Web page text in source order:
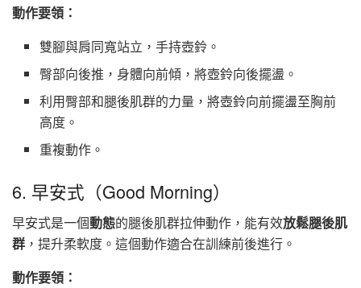
動作要領：
雙腳與肩同寬站立，手持壺鈴。
臀部向後推，身體向前傾，將壺鈴向後擺盪。
利用臀部和腿後肌群的力量，將壺鈴向前擺盪至胸前
高度。
重複動作。
6. 早安式（Good Morning）
早安式是一個動態的腿後肌群拉伸動作，能有效放鬆腿後肌
群 ，提升柔軟度。這個動作適合在訓練前後進行。
動作要領：